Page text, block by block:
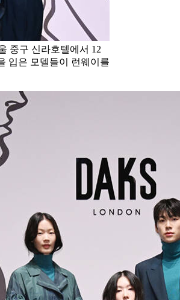
중구 신라호텔에서 12
입은 모델들이 런웨이를